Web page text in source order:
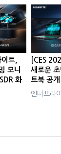
트,
모니
화
[CES
새로운
트북 공개
엔터프라